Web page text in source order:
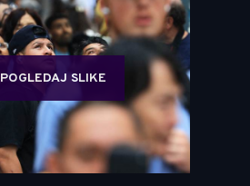
POGLEDAJ SLIKE